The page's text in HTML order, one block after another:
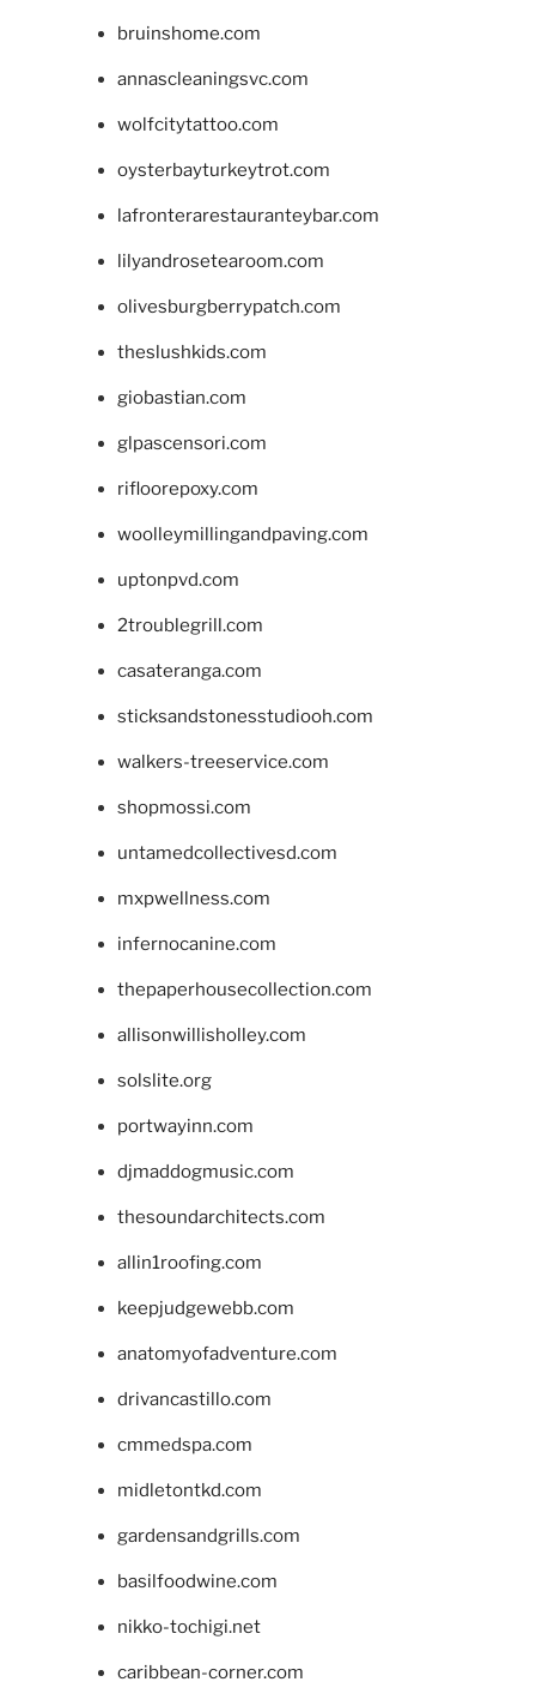
bruinshome.com
annascleaningsvc.com
wolfcitytattoo.com
oysterbayturkeytrot.com
lafronterarestauranteybar.com
lilyandrosetearoom.com
olivesburgberrypatch.com
theslushkids.com
giobastian.com
glpascensori.com
rifloorepoxy.com
woolleymillingandpaving.com
uptonpvd.com
2troublegrill.com
casateranga.com
sticksandstonesstudiooh.com
walkers-treeservice.com
shopmossi.com
untamedcollectivesd.com
mxpwellness.com
infernocanine.com
thepaperhousecollection.com
allisonwillisholley.com
solslite.org
portwayinn.com
djmaddogmusic.com
thesoundarchitects.com
allin1roofing.com
keepjudgewebb.com
anatomyofadventure.com
drivancastillo.com
cmmedspa.com
midletontkd.com
gardensandgrills.com
basilfoodwine.com
nikko-tochigi.net
caribbean-corner.com